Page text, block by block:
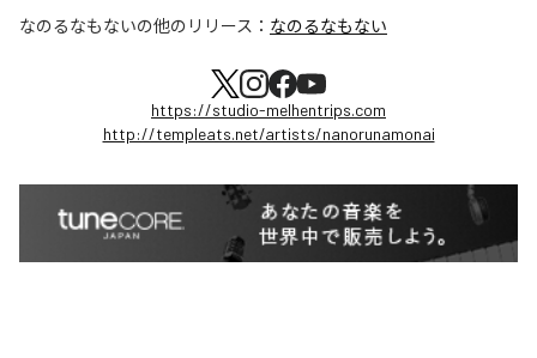
なのるなもないの他のリリース： なのるなもない
https://studio-melhentrips.com
http://templeats.net/artists/nanorunamonai